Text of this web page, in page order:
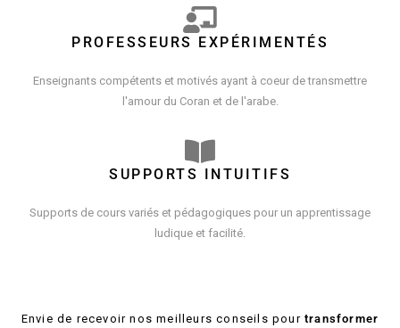
PROFESSEURS EXPÉRIMENTÉS
Enseignants compétents et motivés ayant à coeur de transmettre
l'amour du Coran et de l'arabe.
SUPPORTS INTUITIFS
Supports de cours variés et pédagogiques pour un apprentissage
ludique et facilité.
Envie de recevoir nos meilleurs conseils pour transformer